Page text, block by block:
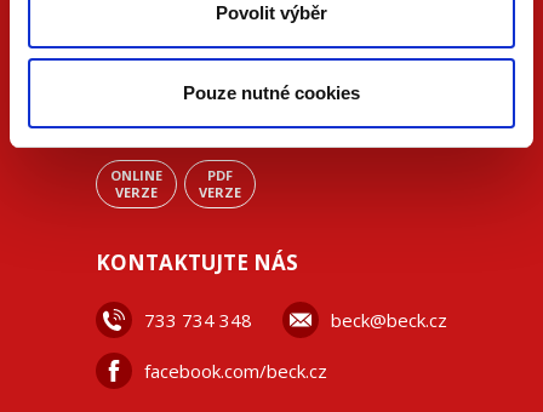
Povolit výběr
Pouze nutné cookies
ONLINE
VERZE
PDF
VERZE
KONTAKTUJTE NÁS
733 734 348 beck@beck.cz
facebook.com/beck.cz